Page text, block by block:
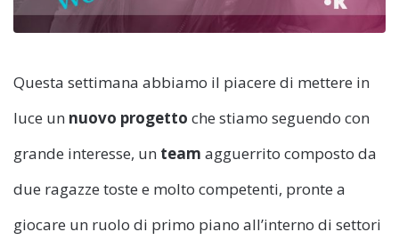
Questa settimana abbiamo il piacere di mettere in
luce un nuovo progetto che stiamo seguendo con
grande interesse, un team agguerrito composto da
due ragazze toste e molto competenti, pronte a
giocare un ruolo di primo piano all’interno di settori